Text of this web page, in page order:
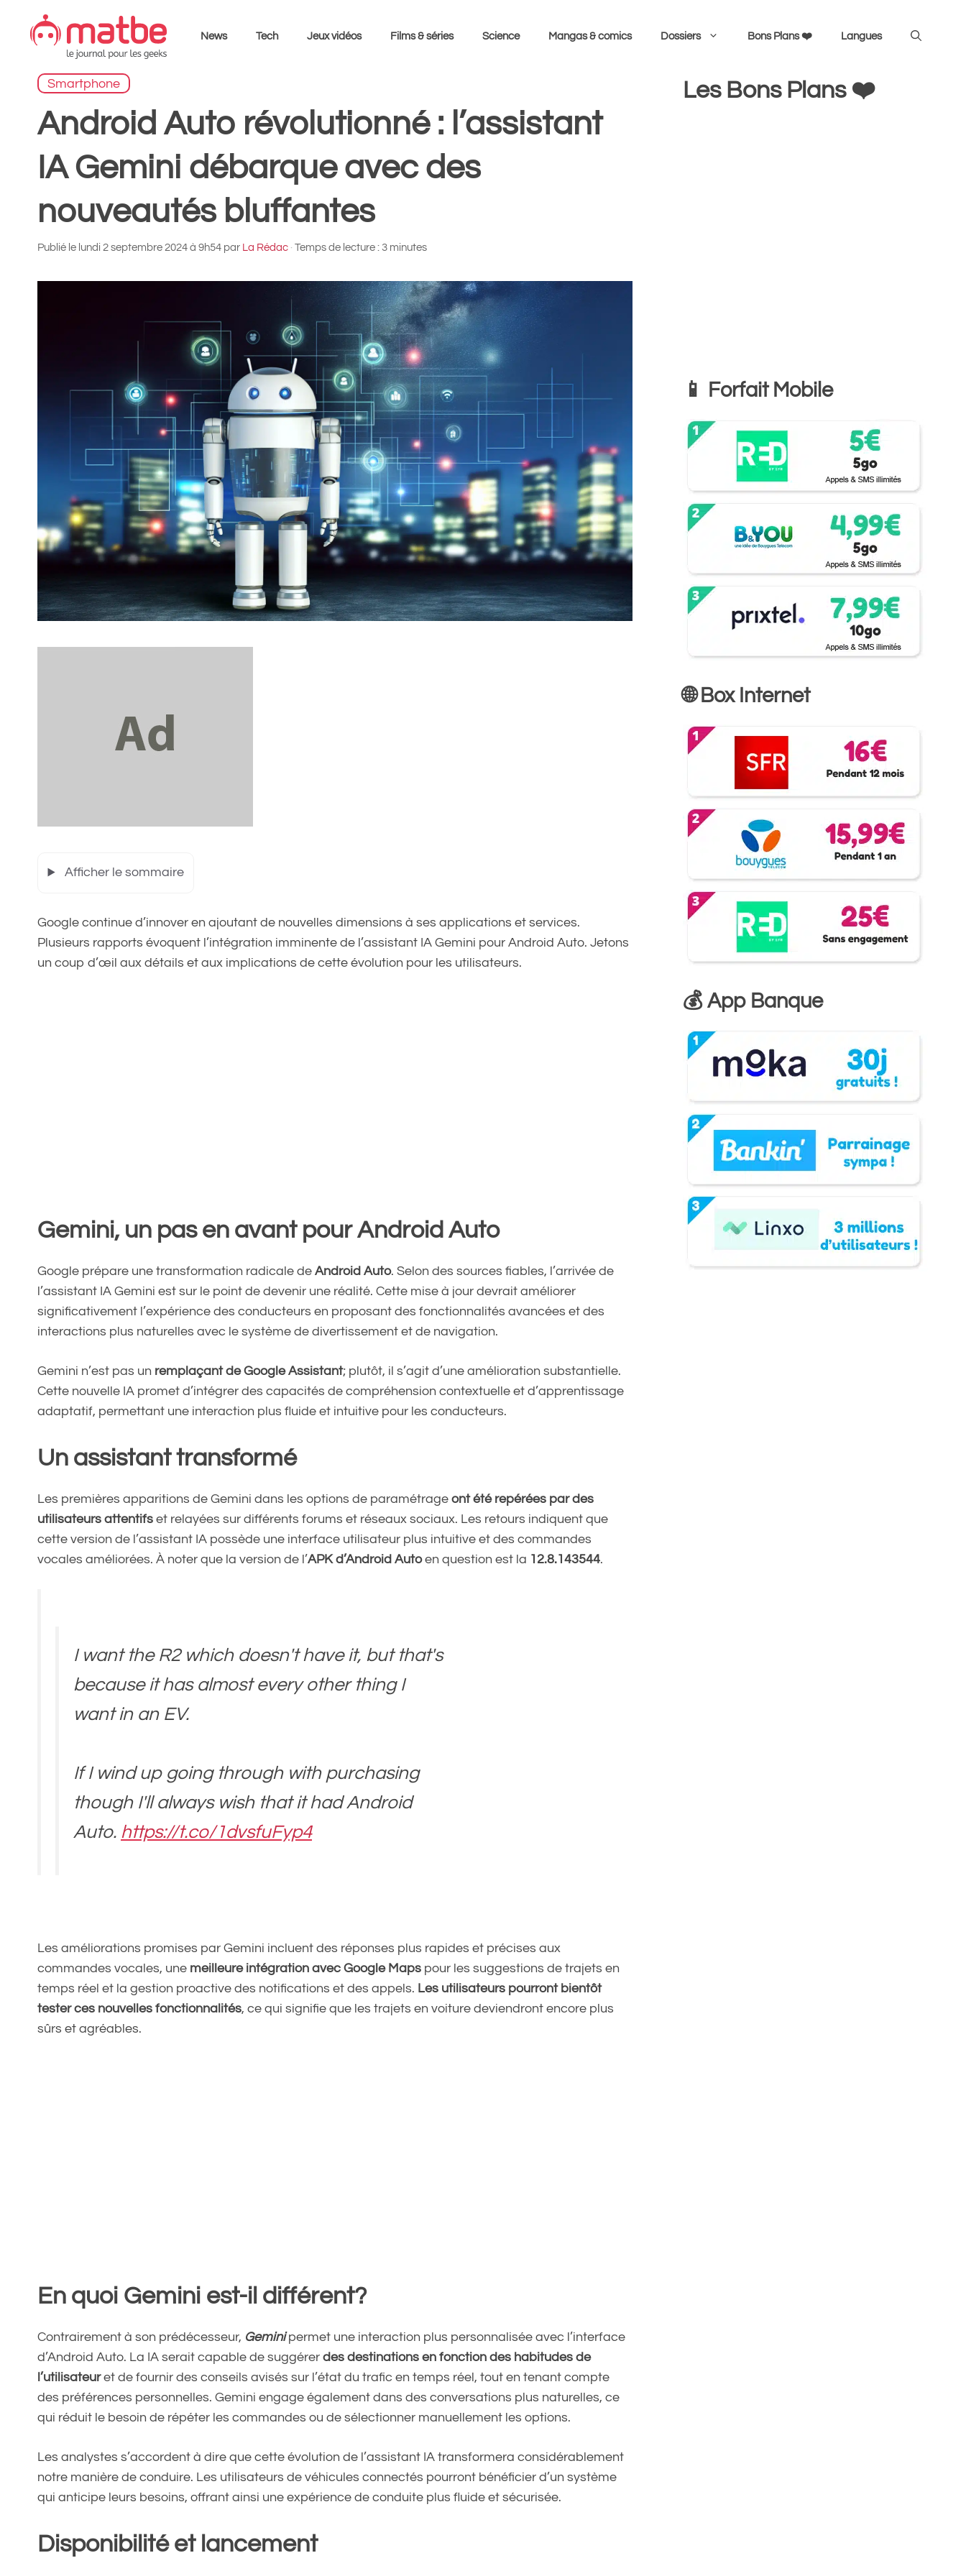
contenu
News Tech Jeux vidéos Films & séries Science Mangas & comics Dossiers Bons Plans ❤️ Langues
Smartphone
Android Auto révolutionné : l’assistant
IA Gemini débarque avec des
nouveautés bluffantes
Publié le lundi 2 septembre 2024 à 9h54 par La Rédac · Temps de lecture : 3 minutes
Afficher le sommaire
Google continue d’innover en ajoutant de nouvelles dimensions à ses applications et services.
Plusieurs rapports évoquent l’intégration imminente de l’assistant IA Gemini pour Android Auto. Jetons
un coup d’œil aux détails et aux implications de cette évolution pour les utilisateurs.
Gemini, un pas en avant pour Android Auto
Google prépare une transformation radicale de Android Auto. Selon des sources fiables, l’arrivée de
l’assistant IA Gemini est sur le point de devenir une réalité. Cette mise à jour devrait améliorer
significativement l’expérience des conducteurs en proposant des fonctionnalités avancées et des
interactions plus naturelles avec le système de divertissement et de navigation.
Gemini n’est pas un remplaçant de Google Assistant; plutôt, il s’agit d’une amélioration substantielle.
Cette nouvelle IA promet d’intégrer des capacités de compréhension contextuelle et d’apprentissage
adaptatif, permettant une interaction plus fluide et intuitive pour les conducteurs.
Un assistant transformé
Les premières apparitions de Gemini dans les options de paramétrage ont été repérées par des
utilisateurs attentifs et relayées sur différents forums et réseaux sociaux. Les retours indiquent que
cette version de l’assistant IA possède une interface utilisateur plus intuitive et des commandes
vocales améliorées. À noter que la version de l’APK d’Android Autoen question est la 12.8.143544.
I want the R2 which doesn't have it, but that's
because it has almost every other thing I
want in an EV.
If I wind up going through with purchasing
though I'll always wish that it had Android
Auto. https://t.co/1dvsfuFyp4
Les améliorations promises par Gemini incluent des réponses plus rapides et précises aux
commandes vocales, une meilleure intégration avec Google Maps pour les suggestions de trajets en
temps réel et la gestion proactive des notifications et des appels. Les utilisateurs pourront bientôt
tester ces nouvelles fonctionnalités, ce qui signifie que les trajets en voiture deviendront encore plus
sûrs et agréables.
En quoi Gemini est-il différent?
Contrairement à son prédécesseur, Geminipermet une interaction plus personnalisée avec l’interface
d’Android Auto. La IA serait capable de suggérer des destinations en fonction des habitudes de
l’utilisateuret de fournir des conseils avisés sur l’état du trafic en temps réel, tout en tenant compte
des préférences personnelles. Gemini engage également dans des conversations plus naturelles, ce
qui réduit le besoin de répéter les commandes ou de sélectionner manuellement les options.
Les analystes s’accordent à dire que cette évolution de l’assistant IA transformera considérablement
notre manière de conduire. Les utilisateurs de véhicules connectés pourront bénéficier d’un système
qui anticipe leurs besoins, offrant ainsi une expérience de conduite plus fluide et sécurisée.
Disponibilité et lancement
Les Bons Plans ❤️
📱 Forfait Mobile
🌐 Box Internet
💰 App Banque